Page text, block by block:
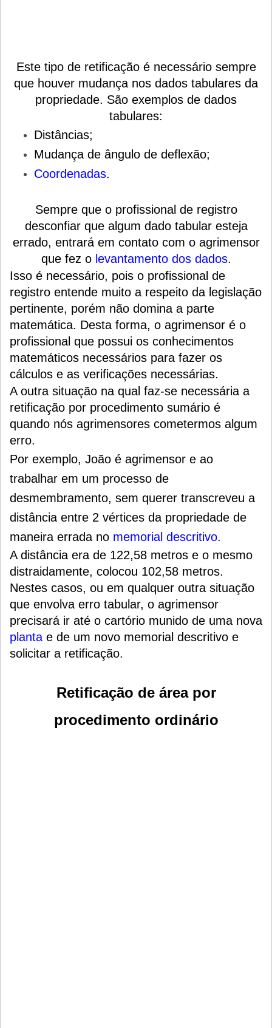
Este tipo de retificação é necessário sempre
que houver mudança nos dados tabulares da
propriedade. São exemplos de dados
tabulares:
Distâncias;
Mudança de ângulo de deflexão;
Coordenadas.
Sempre que o profissional de registro
desconfiar que algum dado tabular esteja
errado, entrará em contato com o agrimensor
que fez o levantamento dos dados.
Isso é necessário, pois o profissional de
registro entende muito a respeito da legislação
pertinente, porém não domina a parte
matemática. Desta forma, o agrimensor é o
profissional que possui os conhecimentos
matemáticos necessários para fazer os
cálculos e as verificações necessárias.
A outra situação na qual faz-se necessária a
retificação por procedimento sumário é
quando nós agrimensores cometermos algum
erro.
Por exemplo, João é agrimensor e ao
trabalhar em um processo de
desmembramento, sem querer transcreveu a
distância entre 2 vértices da propriedade de
maneira errada no memorial descritivo.
A distância era de 122,58 metros e o mesmo
distraidamente, colocou 102,58 metros.
Nestes casos, ou em qualquer outra situação
que envolva erro tabular, o agrimensor
precisará ir até o cartório munido de uma nova
planta e de um novo memorial descritivo e
solicitar a retificação.
Retificação de área por
procedimento ordinário